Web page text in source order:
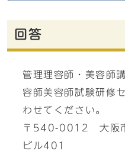
回答
管理理容師・美容師
容師美容師試験研修
わせてください。
〒540-0012 大阪
ビル401